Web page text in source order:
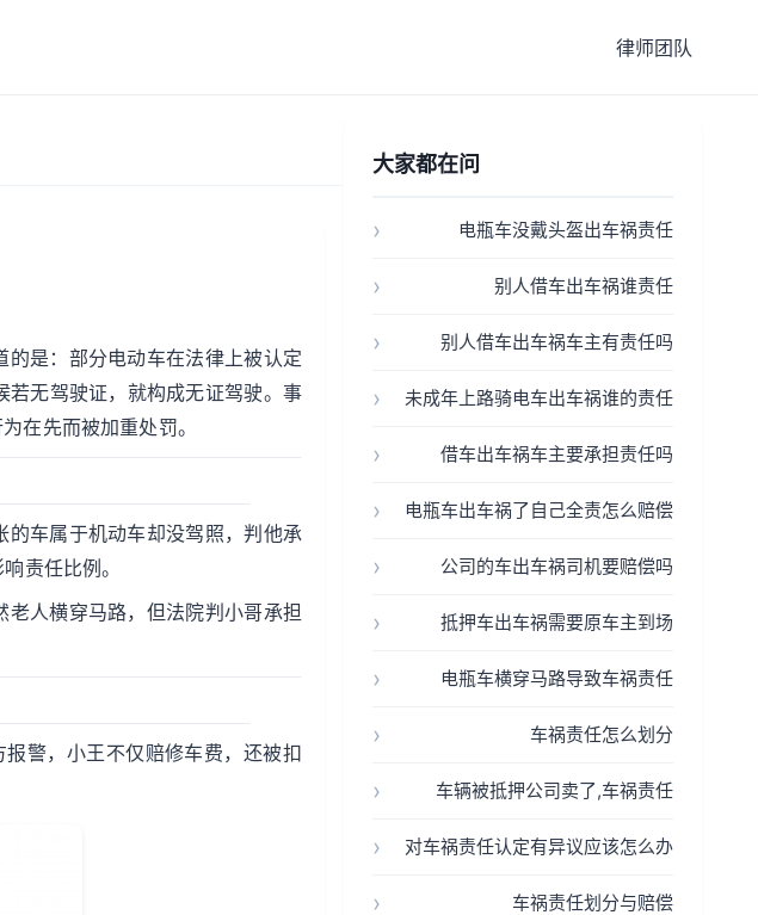
律师团队
是：部分电动车在法律上被认定
无驾驶证，就构成无证驾驶。事
在先而被加重处罚。
车属于机动车却没驾照，判他承
责任比例。
人横穿马路，但法院判小哥承担
警，小王不仅赔修车费，还被扣
大家都在问
电瓶车没戴头盔出车祸责任
别人借车出车祸谁责任
别人借车出车祸车主有责任吗
未成年上路骑电车出车祸谁的责任
借车出车祸车主要承担责任吗
电瓶车出车祸了自己全责怎么赔偿
公司的车出车祸司机要赔偿吗
抵押车出车祸需要原车主到场
电瓶车横穿马路导致车祸责任
车祸责任怎么划分
车辆被抵押公司卖了,车祸责任
对车祸责任认定有异议应该怎么办
车祸责任划分与赔偿